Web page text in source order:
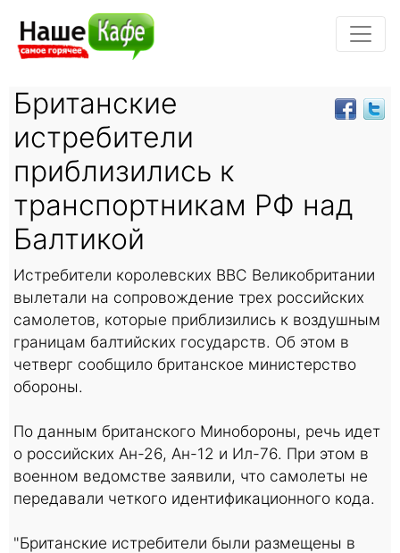
Британские
истребители
приблизились к
транспортникам РФ над
Балтикой
Истребители королевских ВВС Великобритании
вылетали на сопровождение трех российских
самолетов, которые приблизились к воздушным
границам балтийских государств. Об этом в
четверг сообщило британское министерство
обороны.
По данным британского Минобороны, речь идет
о российских Ан-26, Ан-12 и Ил-76. При этом в
военном ведомстве заявили, что самолеты не
передавали четкого идентификационного кода.
"Британские истребители были размещены в